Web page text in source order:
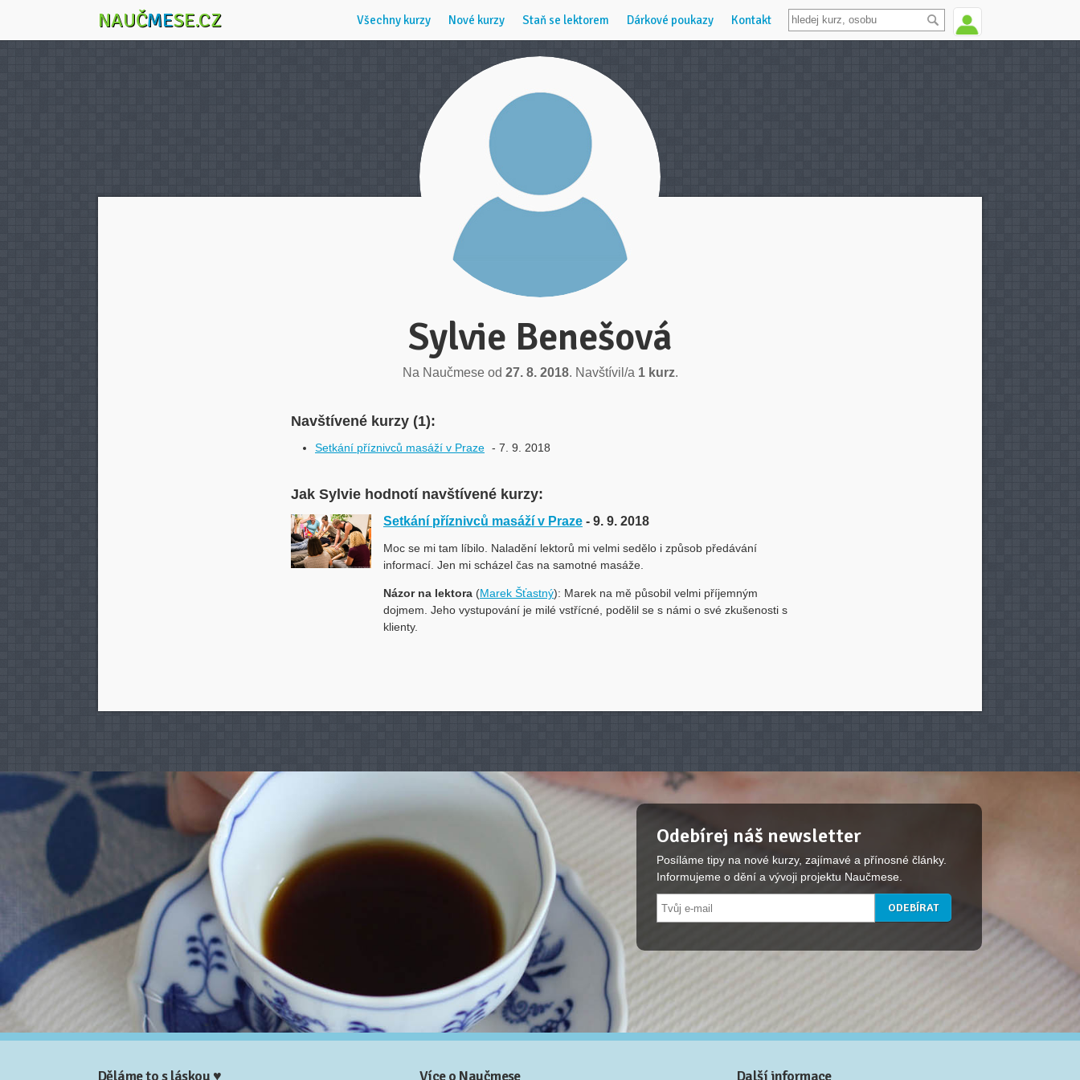
NAUČMESE.CZ Všechny kurzy Nové kurzy Staň se lektorem Dárkové poukazy Kontakt
Sylvie Benešová
Na Naučmese od 27. 8. 2018. Navštívil/a 1 kurz.
Navštívené kurzy (1):
Setkání příznivců masáží v Praze - 7. 9. 2018
Jak Sylvie hodnotí navštívené kurzy:
Setkání příznivců masáží v Praze - 9. 9. 2018
Moc se mi tam líbilo. Naladění lektorů mi velmi sedělo i způsob předávání
informací. Jen mi scházel čas na samotné masáže.
Názor na lektora (Marek Šťastný): Marek na mě působil velmi příjemným
dojmem. Jeho vystupování je milé vstřícné, podělil se s námi o své zkušenosti s
klienty.
Odebírej náš newsletter
Posíláme tipy na nové kurzy, zajímavé a přínosné články.
Informujeme o dění a vývoji projektu Naučmese.
Děláme to s láskou ♥ Více o Naučmese Další informace